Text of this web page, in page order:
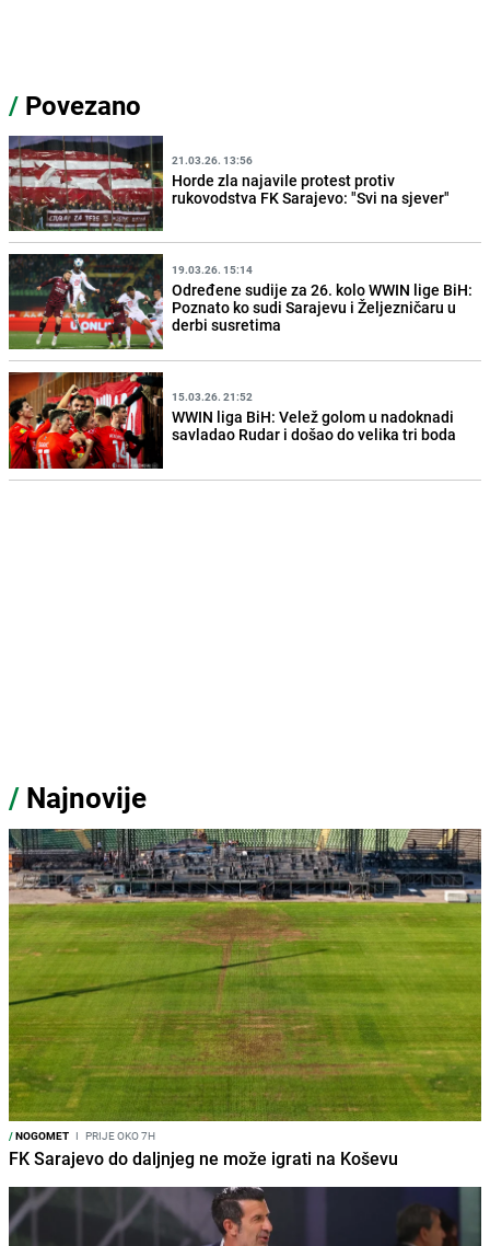
/ Povezano
21.03.26. 13:56
Horde zla najavile protest protiv
rukovodstva FK Sarajevo: "Svi na sjever"
19.03.26. 15:14
Određene sudije za 26. kolo WWIN lige BiH:
Poznato ko sudi Sarajevu i Željezničaru u
derbi susretima
15.03.26. 21:52
WWIN liga BiH: Velež golom u nadoknadi
savladao Rudar i došao do velika tri boda
/ Najnovije
/NOGOMET I PRIJE OKO 7H
FK Sarajevo do daljnjeg ne može igrati na Koševu